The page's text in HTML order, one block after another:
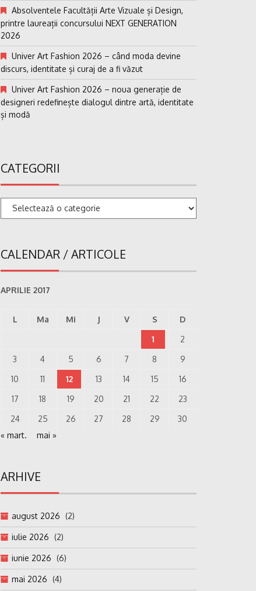
Absolventele Facultății Arte Vizuale și Design,
printre laureații concursului NEXT GENERATION
2026
Univer Art Fashion 2026 – când moda devine
discurs, identitate și curaj de a fi văzut
Univer Art Fashion 2026 – noua generație de
designeri redefinește dialogul dintre artă, identitate
și modă
CATEGORII
Categorii
CALENDAR / ARTICOLE
APRILIE 2017
L Ma Mi J V S
D
1
2
3
4 5 6 7 8
9
10
11 12 13 14 15
16
17
18 19 20 21 22
23
24
25 26 27 28 29
30
« mart.
mai »
ARHIVE
august 2026 (2)
iulie 2026 (2)
iunie 2026 (6)
mai 2026 (4)